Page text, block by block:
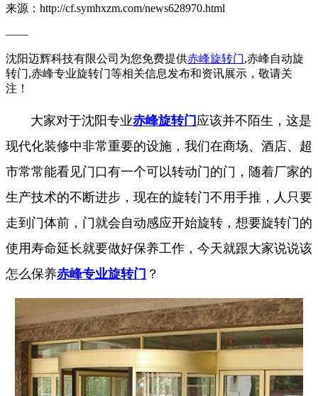
来源：http://cf.symhxzm.com/news628970.html
——
沈阳迈辉科技有限公司为您免费提供赤峰旋转门,赤峰自动旋
转门,赤峰专业旋转门等相关信息发布和资讯展示，敬请关
注！
大家对于沈阳专业赤峰旋转门应该并不陌生，这是
现代化装修中非常重要的设施，我们在商场、酒店、超
市常常能看见门口有一个可以转动门的门，随着厂家的
生产技术的不断进步，现在的旋转门不用手推，人只要
走到门体前，门就会自动感应开始旋转，想要旋转门的
使用寿命延长就要做好保养工作，今天就跟大家说说该
怎么保养赤峰专业旋转门 ？